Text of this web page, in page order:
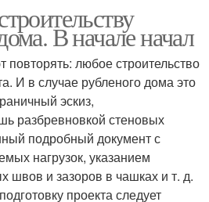
В начале начал
любое строительство
И в случае рубленого дома это
эскиз,
разбревновкой стеновых
подробный документ с
нагрузок, указанием
швов и зазоров в чашках и т. д.
проекта следует